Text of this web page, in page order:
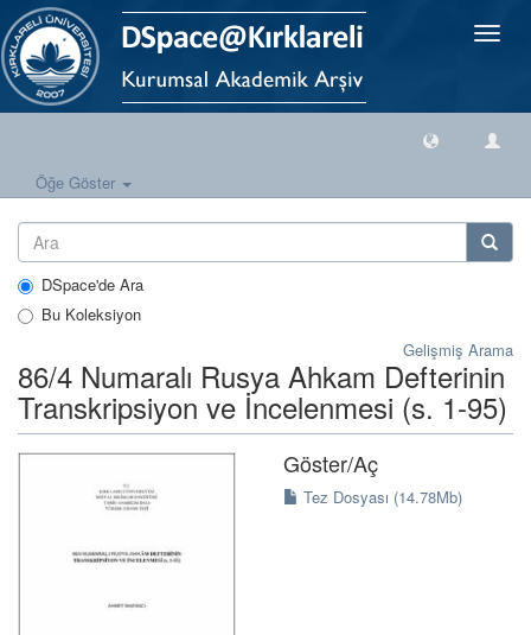
Geçiş
Öğe Göster
DSpace'de Ara
Bu Koleksiyon
Gelişmiş Arama
86/4 Numaralı Rusya Ahkam Defterinin
Transkripsiyon ve İncelenmesi (s. 1-95)
Göster/Aç
Tez Dosyası (14.78Mb)